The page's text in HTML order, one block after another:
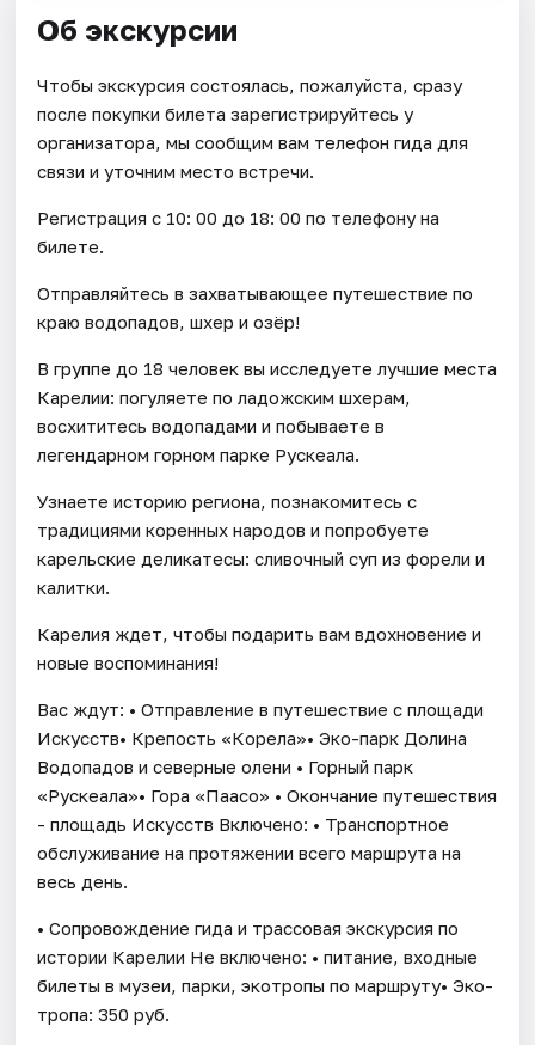
Об экскурсии
Чтобы экскурсия состоялась, пожалуйста, сразу
после покупки билета зарегистрируйтесь у
организатора, мы сообщим вам телефон гида для
связи и уточним место встречи.
Регистрация с 10: 00 до 18: 00 по телефону на
билете.
Отправляйтесь в захватывающее путешествие по
краю водопадов, шхер и озёр!
В группе до 18 человек вы исследуете лучшие места
Карелии: погуляете по ладожским шхерам,
восхититесь водопадами и побываете в
легендарном горном парке Рускеала.
Узнаете историю региона, познакомитесь с
традициями коренных народов и попробуете
карельские деликатесы: сливочный суп из форели и
калитки.
Карелия ждет, чтобы подарить вам вдохновение и
новые воспоминания!
Вас ждут: • Отправление в путешествие с площади
Искусств• Крепость «Корела»• Эко-парк Долина
Водопадов и северные олени • Горный парк
«Рускеала»• Гора «Паасо» • Окончание путешествия
- площадь Искусств Включено: • Транспортное
обслуживание на протяжении всего маршрута на
весь день.
• Сопровождение гида и трассовая экскурсия по
истории Карелии Не включено: • питание, входные
билеты в музеи, парки, экотропы по маршруту• Эко-
тропа: 350 руб.